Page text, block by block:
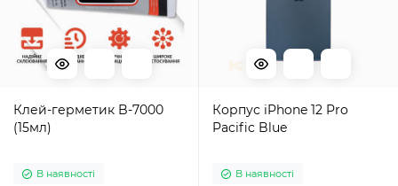
Клей-герметик B-7000
(15мл)
В наявності
Корпус iPhone 12 Pro
Pacific Blue
В наявності